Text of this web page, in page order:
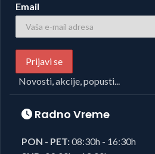
Email
Novosti, akcije, popusti...
Radno Vreme
PON - PET:08:30h - 16:30h